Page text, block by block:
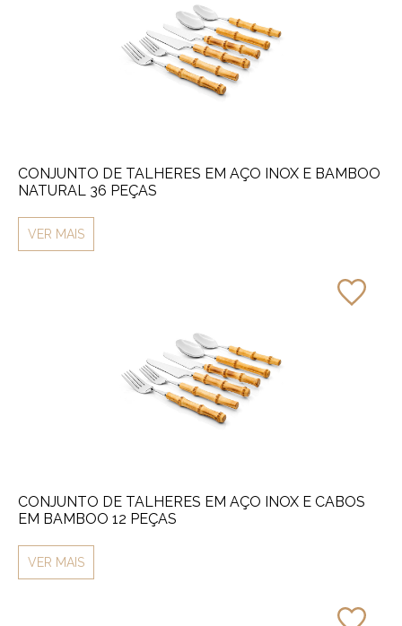
CONJUNTO DE TALHERES EM AÇO INOX E BAMBOO
NATURAL 36 PEÇAS
VER MAIS
CONJUNTO DE TALHERES EM AÇO INOX E CABOS
EM BAMBOO 12 PEÇAS
VER MAIS